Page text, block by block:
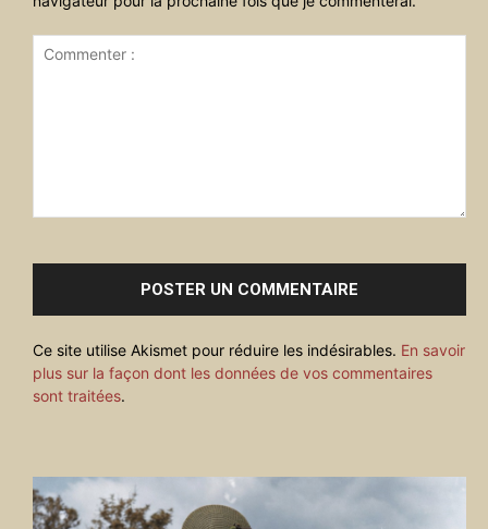
Ce site utilise Akismet pour réduire les indésirables. En savoir
plus sur la façon dont les données de vos commentaires
sont traitées.